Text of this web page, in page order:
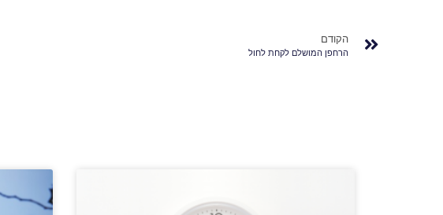
הקודם
הרחפן המושלם לקחת לחול